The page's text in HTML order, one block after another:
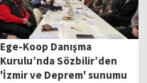
Ege-Koop Danışma
Kurulu’nda Sözbilir’den
'İzmir ve Deprem' sunumu